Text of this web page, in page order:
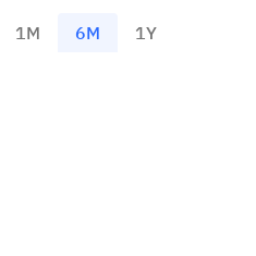
1M 6M 1Y